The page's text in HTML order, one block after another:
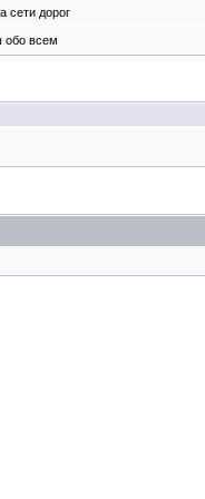
сети дорог
обо всем